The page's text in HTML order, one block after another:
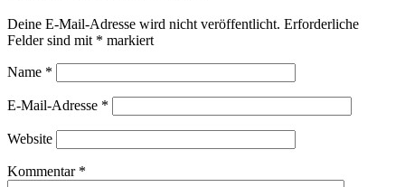
Deine E-Mail-Adresse wird nicht veröffentlicht. Erforderliche
Felder sind mit * markiert
Name *
E-Mail-Adresse *
Website
Kommentar *